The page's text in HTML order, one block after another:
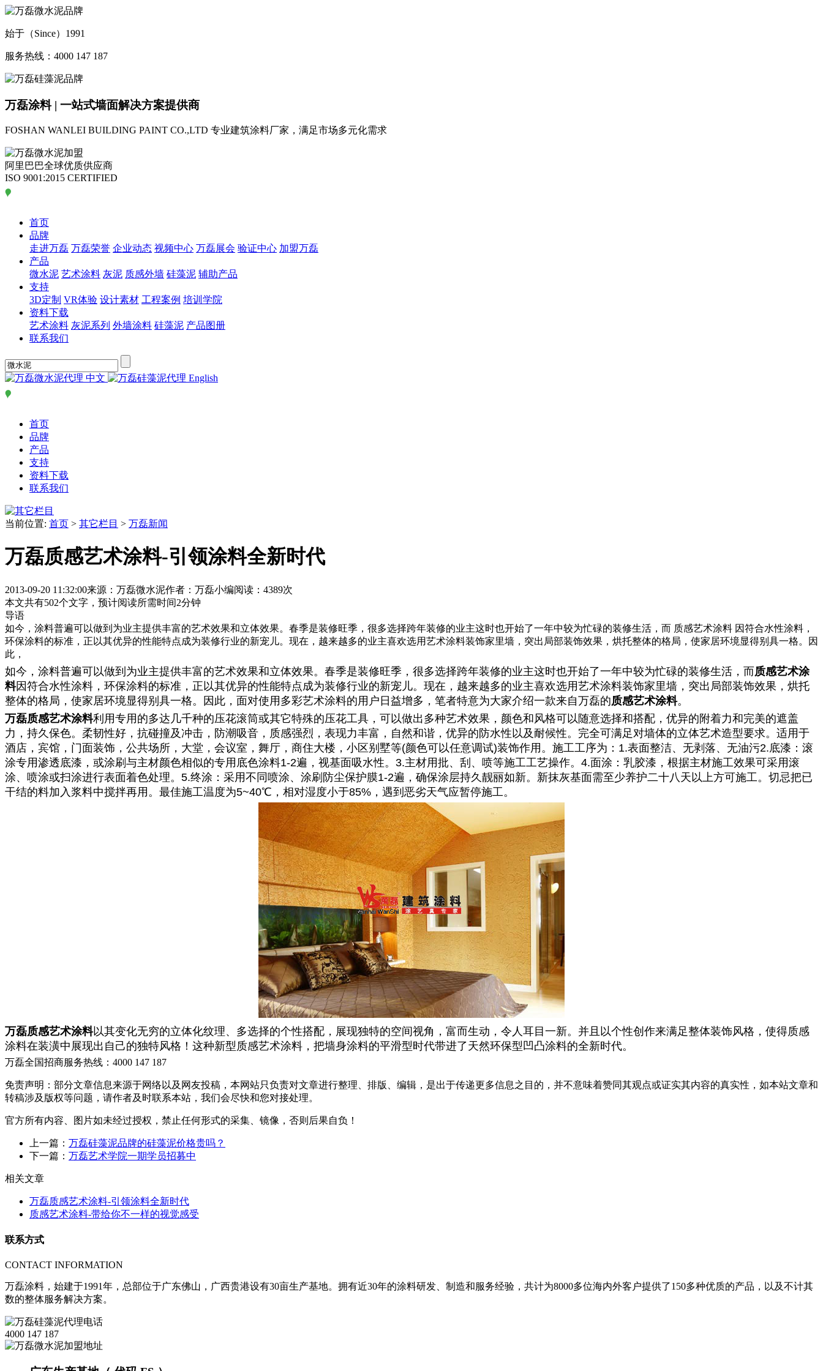
始于（Since）1991
服务热线：4000 147 187
万磊涂料 | 一站式墙面解决方案提供商
FOSHAN WANLEI BUILDING PAINT CO.,LTD 专业建筑涂料厂家，满足市场多元化需求
阿里巴巴全球优质供应商
ISO 9001:2015 CERTIFIED
首页
品牌
走进万磊 万磊荣誉 企业动态 视频中心 万磊展会 验证中心 加盟万磊
产品
微水泥 艺术涂料 灰泥 质感外墙 硅藻泥 辅助产品
支持
3D定制 VR体验 设计素材 工程案例 培训学院
资料下载
艺术涂料 灰泥系列 外墙涂料 硅藻泥 产品图册
联系我们
中文 English
首页
品牌
产品
支持
资料下载
联系我们
当前位置: 首页 > 其它栏目 > 万磊新闻
万磊质感艺术涂料-引领涂料全新时代
2013-09-20 11:32:00来源：万磊微水泥作者：万磊小编阅读：4389次
本文共有502个文字，预计阅读所需时间2分钟
导语
如今，涂料普遍可以做到为业主提供丰富的艺术效果和立体效果。春季是装修旺季，很多选择跨年装修的业主这时也开始了一年中较为忙碌的装修生活，而 质感艺术涂料 因符合水性涂料，
环保涂料的标准，正以其优异的性能特点成为装修行业的新宠儿。现在，越来越多的业主喜欢选用艺术涂料装饰家里墙，突出局部装饰效果，烘托整体的格局，使家居环境显得别具一格。因
此，
如今，涂料普遍可以做到为业主提供丰富的艺术效果和立体效果。春季是装修旺季，很多选择跨年装修的业主这时也开始了一年中较为忙碌的装修生活，而质感艺术涂
料因符合水性涂料，环保涂料的标准，正以其优异的性能特点成为装修行业的新宠儿。现在，越来越多的业主喜欢选用艺术涂料装饰家里墙，突出局部装饰效果，烘托
整体的格局，使家居环境显得别具一格。因此，面对使用多彩艺术涂料的用户日益增多，笔者特意为大家介绍一款来自万磊的质感艺术涂料。
万磊质感艺术涂料利用专用的多达几千种的压花滚筒或其它特殊的压花工具，可以做出多种艺术效果，颜色和风格可以随意选择和搭配，优异的附着力和完美的遮盖
力，持久保色。柔韧性好，抗碰撞及冲击，防潮吸音，质感强烈，表现力丰富，自然和谐，优异的防水性以及耐候性。完全可满足对墙体的立体艺术造型要求。适用于
酒店，宾馆，门面装饰，公共场所，大堂，会议室，舞厅，商住大楼，小区别墅等(颜色可以任意调试)装饰作用。施工工序为：1.表面整洁、无剥落、无油污2.底漆：滚
涂专用渗透底漆，或涂刷与主材颜色相似的专用底色涂料1-2遍，视基面吸水性。3.主材用批、刮、喷等施工工艺操作。4.面涂：乳胶漆，根据主材施工效果可采用滚
涂、喷涂或扫涂进行表面着色处理。5.终涂：采用不同喷涂、涂刷防尘保护膜1-2遍，确保涂层持久靓丽如新。新抹灰基面需至少养护二十八天以上方可施工。切忌把已
干结的料加入浆料中搅拌再用。最佳施工温度为5~40℃，相对湿度小于85%，遇到恶劣天气应暂停施工。
万磊质感艺术涂料以其变化无穷的立体化纹理、多选择的个性搭配，展现独特的空间视角，富而生动，令人耳目一新。并且以个性创作来满足整体装饰风格，使得质感
涂料在装潢中展现出自己的独特风格！这种新型质感艺术涂料，把墙身涂料的平滑型时代带进了天然环保型凹凸涂料的全新时代。
万磊全国招商服务热线： 4000 147 187
免责声明：部分文章信息来源于网络以及网友投稿，本网站只负责对文章进行整理、排版、编辑，是出于传递更多信息之目的，并不意味着赞同其观点或证实其内容的真实性，如本站文章和
转稿涉及版权等问题，请作者及时联系本站，我们会尽快和您对接处理。
官方所有内容、图片如未经过授权，禁止任何形式的采集、镜像，否则后果自负！
上一篇： 万磊硅藻泥品牌的硅藻泥价格贵吗？
下一篇： 万磊艺术学院一期学员招募中
相关文章
万磊质感艺术涂料-引领涂料全新时代
质感艺术涂料-带给你不一样的视觉感受
联系方式
CONTACT INFORMATION
万磊涂料，始建于1991年，总部位于广东佛山，广西贵港设有30亩生产基地。拥有近30年的涂料研发、制造和服务经验，共计为8000多位海内外客户提供了150多种优质的产品，以及不计其
数的整体服务解决方案。
4000 147 187